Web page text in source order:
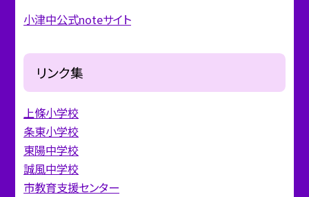
小津中公式noteサイト
リンク集
上條小学校
条東小学校
東陽中学校
誠風中学校
市教育支援センター